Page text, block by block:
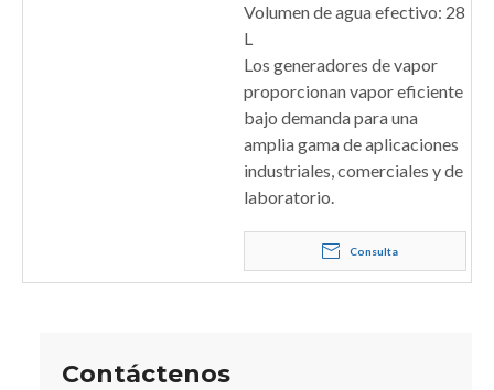
Volumen de agua efectivo: 28
L
Los generadores de vapor
proporcionan vapor eficiente
bajo demanda para una
amplia gama de aplicaciones
industriales, comerciales y de
laboratorio.
Consulta
Contáctenos